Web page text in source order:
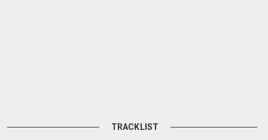
TRACKLIST